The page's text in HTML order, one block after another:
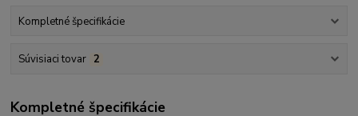
Kompletné špecifikácie
Súvisiaci tovar 2
Kompletné špecifikácie